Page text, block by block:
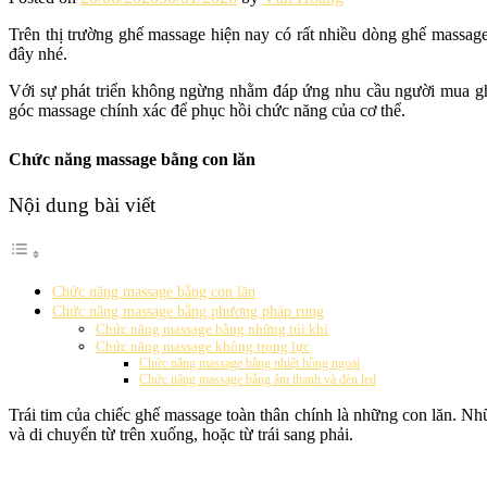
Trên thị trường ghế massage hiện nay có rất nhiều dòng ghế
đây nhé.
Với sự phát triển không ngừng nhằm đáp ứng nhu cầu người mua
góc massage chính xác để phục hồi chức năng của cơ thể.
Chức năng massage bằng con lăn
Nội dung bài viết
Chức năng massage bằng con lăn
Chức năng massage bằng phương pháp rung
Chức năng massage bằng những túi khí
Chức năng massage không trọng lực
Chức năng massage bằng nhiệt hồng ngoại
Chức năng massage bằng âm thanh và đèn led
Trái tim của chiếc ghế massage toàn thân chính là những con lăn.
và di chuyển từ trên xuống, hoặc từ trái sang phải.